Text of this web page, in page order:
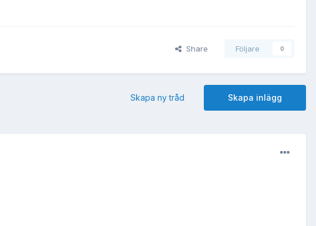
Share Följare 0
Skapa inlägg
Skapa ny tråd